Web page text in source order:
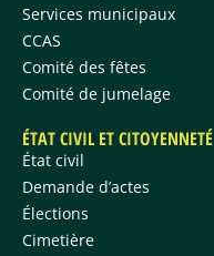
Services municipaux
CCAS
Comité des fêtes
Comité de jumelage
ÉTAT CIVIL ET CITOYENNETÉ
État civil
Demande d’actes
Élections
Cimetière